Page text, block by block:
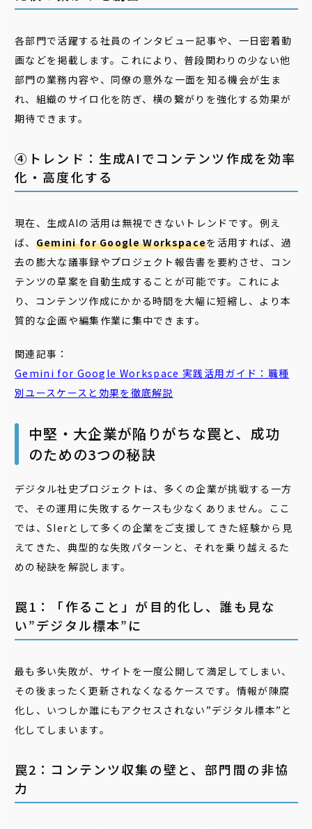
各部門で活躍する社員のインタビュー記事や、一日密着動
画などを掲載します。これにより、普段関わりの少ない他
部門の業務内容や、同僚の意外な一面を知る機会が生ま
れ、組織のサイロ化を防ぎ、横の繋がりを強化する効果が
期待できます。
④トレンド：生成AIでコンテンツ作成を効率
化・高度化する
現在、生成AIの活用は無視できないトレンドです。例え
ば、 Gemini for Google Workspaceを活用すれば、過
去の膨大な議事録やプロジェクト報告書を要約させ、コン
テンツの草案を自動生成することが可能です。これによ
り、コンテンツ作成にかかる時間を大幅に短縮し、より本
質的な企画や編集作業に集中できます。
関連記事：
Gemini for Google Workspace 実践活用ガイド：職種
別ユースケースと効果を徹底解説
中堅・大企業が陥りがちな罠と、成功
のための3つの秘訣
デジタル社史プロジェクトは、多くの企業が挑戦する一方
で、その運用に失敗するケースも少なくありません。ここ
では、SIerとして多くの企業をご支援してきた経験から見
えてきた、典型的な失敗パターンと、それを乗り越えるた
めの秘訣を解説します。
罠1：「作ること」が目的化し、誰も見な
い”デジタル標本”に
最も多い失敗が、サイトを一度公開して満足してしまい、
その後まったく更新されなくなるケースです。情報が陳腐
化し、いつしか誰にもアクセスされない”デジタル標本”と
化してしまいます。
罠2：コンテンツ収集の壁と、部門間の非協
力